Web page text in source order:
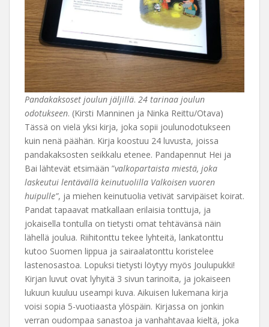
Pandakaksoset joulun jäljillä. 24 tarinaa joulun
odotukseen. (Kirsti Manninen ja Ninka Reittu/Otava)
Tässä on vielä yksi kirja, joka sopii joulunodotukseen
kuin nenä päähän. Kirja koostuu 24 luvusta, joissa
pandakaksosten seikkalu etenee. Pandapennut Hei ja
Bai lähtevät etsimään ”valkopartaista miestä, joka
laskeutui lentävällä keinutuolilla Valkoisen vuoren
huipulle”, ja miehen keinutuolia vetivät sarvipäiset koirat.
Pandat tapaavat matkallaan erilaisia tonttuja, ja
jokaisella tontulla on tietysti omat tehtävänsä näin
lähellä joulua. Riihitonttu tekee lyhteitä, lankatonttu
kutoo Suomen lippua ja sairaalatonttu koristelee
lastenosastoa. Lopuksi tietysti löytyy myös Joulupukki!
Kirjan luvut ovat lyhyitä 3 sivun tarinoita, ja jokaiseen
lukuun kuuluu useampi kuva. Aikuisen lukemana kirja
voisi sopia 5-vuotiaasta ylöspäin. Kirjassa on jonkin
verran oudompaa sanastoa ja vanhahtavaa kieltä, joka